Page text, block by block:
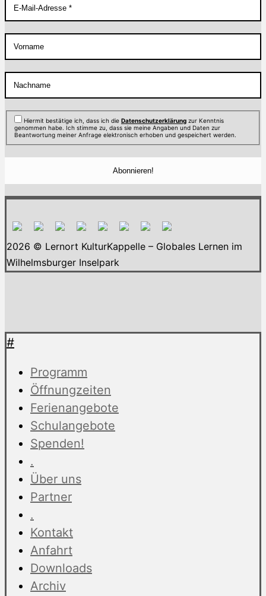
Hiermit bestätige ich, dass ich die Datenschutzerklärung zur Kenntnis
genommen habe. Ich stimme zu, dass sie meine Angaben und Daten zur
Beantwortung meiner Anfrage elektronisch erhoben und gespeichert werden.
2026 © Lernort KulturKappelle – Globales Lernen im
Wilhelmsburger Inselpark
#
Programm
Öffnungzeiten
Ferienangebote
Schulangebote
Spenden!
.
Über uns
Partner
.
Kontakt
Anfahrt
Downloads
Archiv